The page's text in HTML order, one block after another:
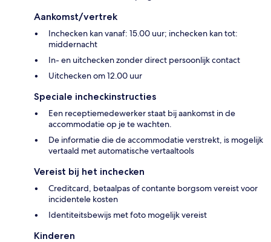
Aankomst/vertrek
Inchecken kan vanaf: 15.00 uur; inchecken kan tot:
middernacht
In- en uitchecken zonder direct persoonlijk contact
Uitchecken om 12.00 uur
Speciale incheckinstructies
Een receptiemedewerker staat bij aankomst in de
accommodatie op je te wachten.
De informatie die de accommodatie verstrekt, is mogelijk
vertaald met automatische vertaaltools
Vereist bij het inchecken
Creditcard, betaalpas of contante borgsom vereist voor
incidentele kosten
Identiteitsbewijs met foto mogelijk vereist
Kinderen